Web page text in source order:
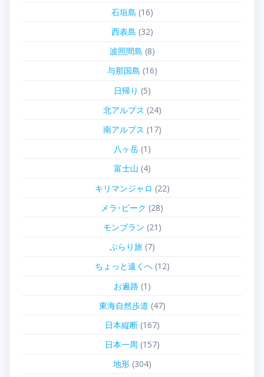
石垣島 (16)
西表島 (32)
波照間島 (8)
与那国島 (16)
日帰り (5)
北アルプス (24)
南アルプス (17)
八ヶ岳(1)
富士山 (4)
キリマンジャロ (22)
メラ･ピーク (28)
モンブラン (21)
ぶらり旅(7)
ちょっと遠くへ(12)
お遍路 (1)
東海自然歩道 (47)
日本縦断(167)
日本一周 (157)
地形(304)